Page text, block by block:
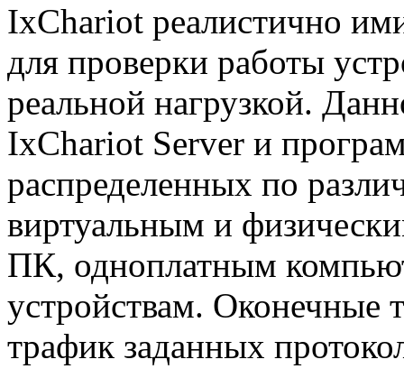
IxChariot реалистично
для проверки работы
реальной нагрузкой.
IxChariot Server и
распределенных по
виртуальным и
ПК, одноплатным
устройствам. Оконечные
трафик заданных